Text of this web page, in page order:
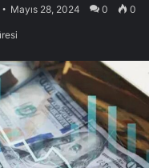
Mayıs 28, 2024 0 0